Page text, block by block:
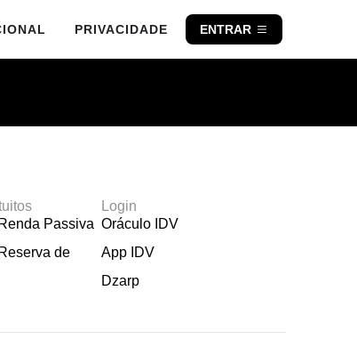
PRIVACIDADE ENTRAR
Passiva
de
Login
Oráculo IDV
App IDV
Dzarp